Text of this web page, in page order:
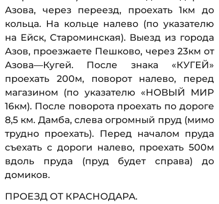
Азова, через переезд, проехать 1км до
кольца. На кольце налево (по указателю
на Ейск, Староминская). Выезд из города
Азов, проезжаете Пешково, через 23км от
Азова—Кугей. После знака «КУГЕЙ»
проехать 200м, поворот налево, перед
магазином (по указателю «НОВЫЙ МИР
16км). После поворота проехать по дороге
8,5 км. Дамба, слева огромный пруд (мимо
трудно проехать). Перед началом пруда
съехать с дороги налево, проехать 500м
вдоль пруда (пруд будет справа) до
домиков.
ПРОЕЗД ОТ КРАСНОДАРА.